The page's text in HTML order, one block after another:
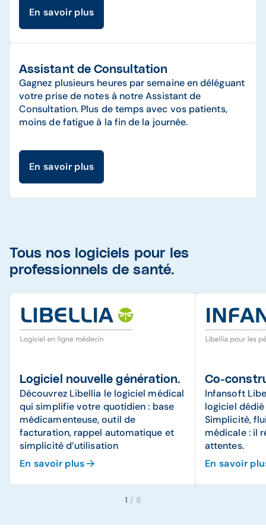
En savoir plus
Assistant de Consultation
Gagnez plusieurs heures par semaine en déléguant
votre prise de notes à notre Assistant de
Consultation. Plus de temps avec vos patients,
moins de fatigue à la fin de la journée.
En savoir plus
Tous nos logiciels pour les
professionnels de santé.
Logiciel nouvelle génération.
Découvrez Libellia le logiciel médical
qui simplifie votre quotidien : base
médicamenteuse, outil de
facturation, rappel automatique et
simplicité d’utilisation
En savoir plus
Co-
Infansoft
logiciel
Simplicité,
médicale : il
attentes.
En savoir
1 / 8